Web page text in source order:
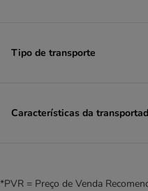
Tipo de transporte
Características da
*PVR = Preço de Venda